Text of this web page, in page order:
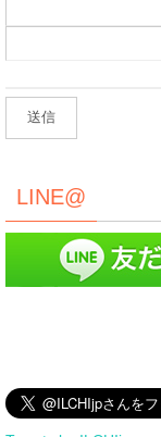
LINE@